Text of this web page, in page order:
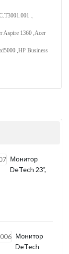
、
Aspire 1360 ,Acer
,HP Business
Монитор
DeTech 23",
Монитор
DeTech